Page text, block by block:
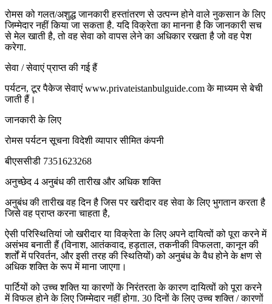
रोमस को गलत/अशुद्ध जानकारी हस्तांतरण से उत्पन्न होने वाले नुकसान के लिए
जिम्मेदार नहीं किया जा सकता है. यदि विक्रेता का मानना है कि जानकारी सच
से मेल खाती है, तो वह सेवा को वापस लेने का अधिकार रखता है जो वह पेश
करेगा.
सेवा / सेवाएं प्राप्त की गई हैं
पर्यटन, टूर पैकेज सेवाएं www.privateistanbulguide.com के माध्यम से बेची
जाती हैं।
जानकारी के लिए
रोमस पर्यटन सूचना विदेशी व्यापार सीमित कंपनी
बीएससीडी 7351623268
अनुच्छेद 4 अनुबंध की तारीख और अधिक शक्ति
अनुबंध की तारीख वह दिन है जिस पर खरीदार वह सेवा के लिए भुगतान करता है
जिसे वह प्राप्त करना चाहता है,
ऐसी परिस्थितियां जो खरीदार या विक्रेता के लिए अपने दायित्वों को पूरा करने में
असंभव बनाती हैं (विनाश, आतंकवाद, हड़ताल, तकनीकी विफलता, कानून की
शर्तों में परिवर्तन, और इसी तरह की स्थितियों) को अनुबंध के वैध होने के क्षण से
अधिक शक्ति के रूप में माना जाएगा।
पार्टियों को उच्च शक्ति या कारणों के निरंतरता के कारण दायित्वों को पूरा करने
में विफल होने के लिए जिम्मेदार नहीं होगा. 30 दिनों के लिए उच्च शक्ति / कारणों